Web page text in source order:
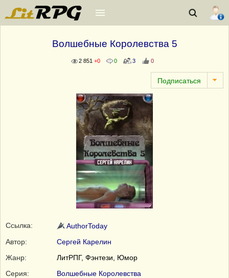
Волшебные Королевства 5
2 851 +0 0 3 0
Ссылка:
AuthorToday
Автор:
Сергей Карелин
Жанр:
ЛитРПГ, Фэнтези, Юмор
Серия:
Волшебные Королевства